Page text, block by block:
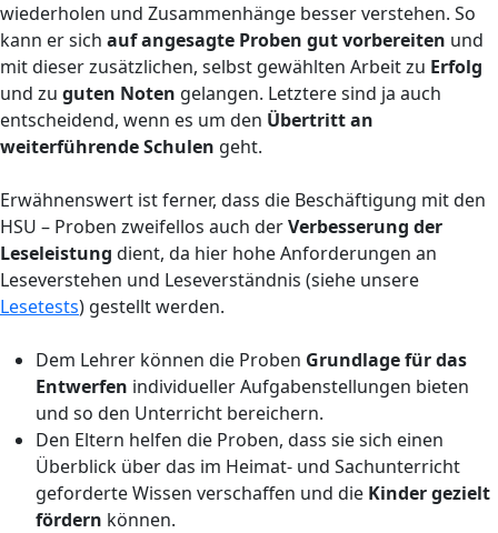
wiederholen und Zusammenhänge besser verstehen. So
kann er sich auf angesagte Proben gut vorbereiten und
mit dieser zusätzlichen, selbst gewählten Arbeit zu Erfolg
und zu guten Noten gelangen. Letztere sind ja auch
entscheidend, wenn es um den Übertritt an
weiterführende Schulen geht.
Erwähnenswert ist ferner, dass die Beschäftigung mit den
HSU – Proben zweifellos auch derVerbesserung der
Leseleistung dient, da hier hohe Anforderungen an
Leseverstehen und Leseverständnis (siehe unsere
Lesetests) gestellt werden.
Dem Lehrer können die Proben Grundlage für das
Entwerfen individueller Aufgabenstellungen bieten
und so den Unterricht bereichern.
Den Eltern helfen die Proben, dass sie sich einen
Überblick über das im Heimat- und Sachunterricht
geforderte Wissen verschaffen und die Kinder gezielt
fördern können.